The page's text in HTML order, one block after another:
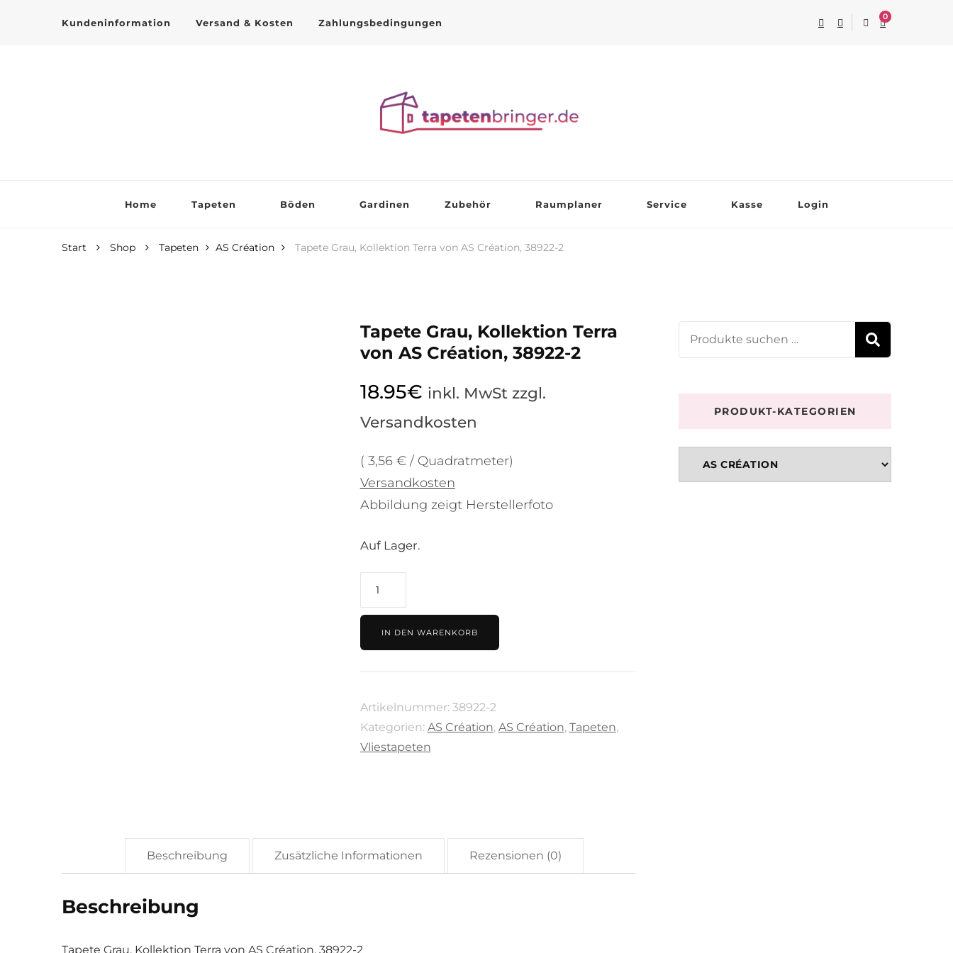
Kundeninformation Versand & Kosten Zahlungsbedingungen
0
Home Tapeten Böden Gardinen Zubehör Raumplaner Service Kasse Login
Start Shop Tapeten AS Création Tapete Grau, Kollektion Terra von AS Création, 38922-2
Tapete Grau, Kollektion Terra
von AS Création, 38922-2
18.95€ inkl. MwSt zzgl.
Versandkosten
( 3,56 € / Quadratmeter)
Versandkosten
Abbildung zeigt Herstellerfoto
Auf Lager.
Tapete
Grau,
Kollektion
Terra
von
Création,
38922-
IN DEN WARENKORB
Artikelnummer: 38922-2
Kategorien: AS Création, AS Création, Tapeten,
Vliestapeten
Beschreibung Zusätzliche Informationen Rezensionen (0)
Beschreibung
Tapete Grau, Kollektion Terra von AS Création, 38922-2
Suchen
nach:
PRODUKT-KATEGORIEN